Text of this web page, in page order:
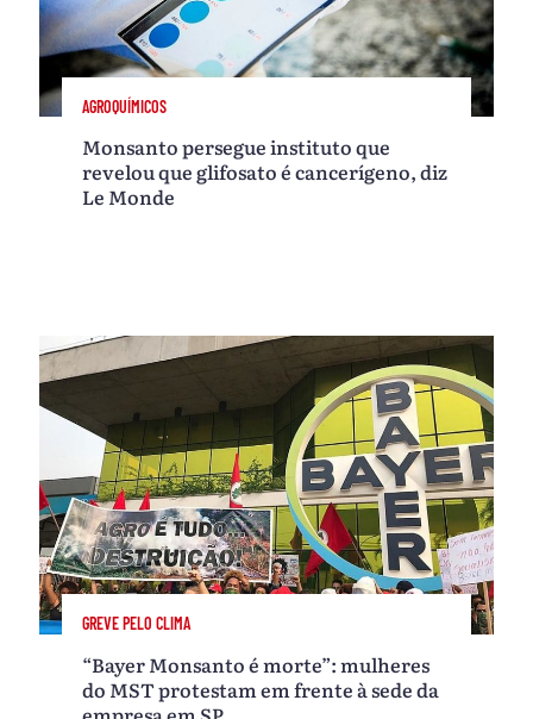
AGROQUÍMICOS
Monsanto persegue instituto que
revelou que glifosato é cancerígeno, diz
Le Monde
GREVE PELO CLIMA
“Bayer Monsanto é morte”: mulheres
do MST protestam em frente à sede da